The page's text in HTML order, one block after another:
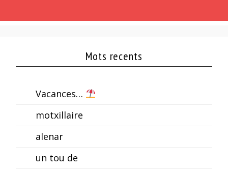
Mots recents
Vacances…
motxillaire
alenar
un tou de